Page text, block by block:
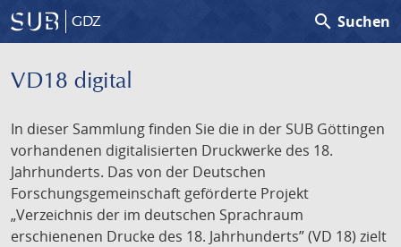
GDZ search Suchen
VD18 digital
In dieser Sammlung finden Sie die in der SUB Göttingen
vorhandenen digitalisierten Druckwerke des 18.
Jahrhunderts. Das von der Deutschen
Forschungsgemeinschaft geförderte Projekt
„Verzeichnis der im deutschen Sprachraum
erschienenen Drucke des 18. Jahrhunderts” (VD 18) zielt